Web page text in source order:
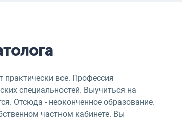
практически все. Профессия
специальностей. Выучиться на
Отсюда - неоконченное образование.
частном кабинете. Вы